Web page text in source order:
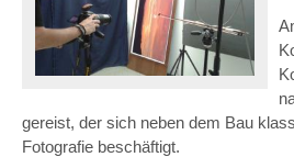
gereist, der sich neben dem Bau
Fotografie beschäftigt.